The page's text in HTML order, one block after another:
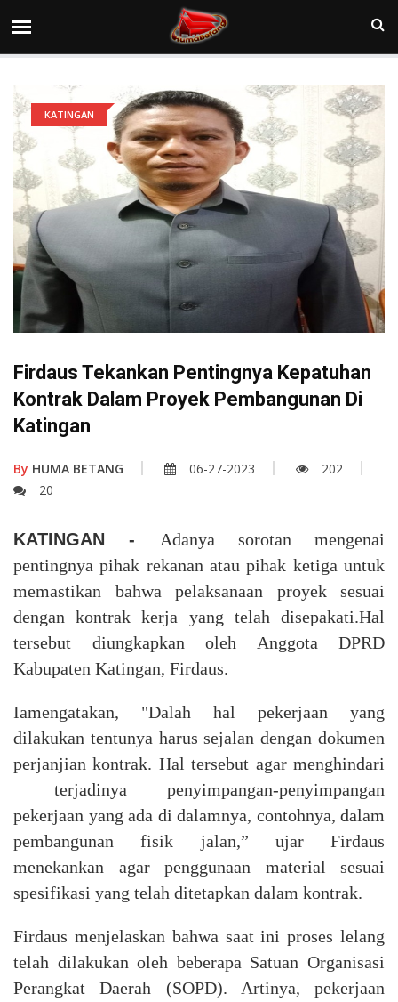
KATINGAN
Firdaus Tekankan Pentingnya Kepatuhan
Kontrak Dalam Proyek Pembangunan Di
Katingan
By HUMA BETANG 06-27-2023
202
20
KATINGAN - Adanya sorotan mengenai
pentingnya pihak rekanan atau pihak ketiga untuk
memastikan bahwa pelaksanaan proyek sesuai
dengan kontrak kerja yang telah disepakati.Hal
tersebut diungkapkan oleh
Anggota DPRD
Kabupaten Katingan, Firdaus.
Iamengatakan, "Dalah hal pekerjaan yang
dilakukan tentunya harus sejalan dengan dokumen
perjanjian kontrak. Hal tersebut agar menghindari
terjadinya penyimpangan-penyimpangan
pekerjaan yang ada di dalamnya, contohnya, dalam
pembangunan fisik jalan,” ujar Firdaus
menekankan agar penggunaan material sesuai
spesifikasi yang telah ditetapkan dalam kontrak.
Firdaus menjelaskan bahwa saat ini proses lelang
telah dilakukan oleh beberapa Satuan Organisasi
Perangkat Daerah (SOPD). Artinya, pekerjaan